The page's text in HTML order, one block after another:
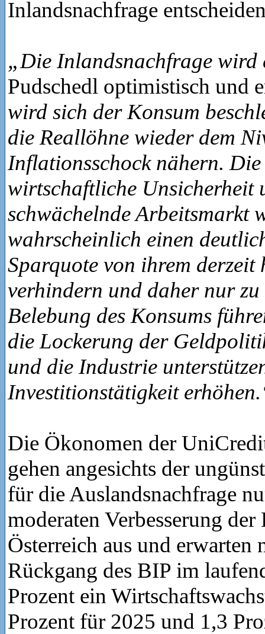
Inlandsnachfrage
„Die Inlandsnachfrage wird
Pudschedl optimistisch und
wird sich der Konsum
die Reallöhne wieder dem
Inflationsschock nähern.
wirtschaftliche Unsicherheit
schwächelnde Arbeitsmarkt
wahrscheinlich einen
Sparquote von ihrem derzeit
verhindern und daher nur
Belebung des Konsums
die Lockerung der
und die Industrie
Investitionstätigkeit
Die Ökonomen der
gehen angesichts der
für die Auslandsnachfrage
moderaten Verbesserung
Österreich aus und erwarten
Rückgang des BIP im
Prozent ein
Prozent für 2025 und 1,3